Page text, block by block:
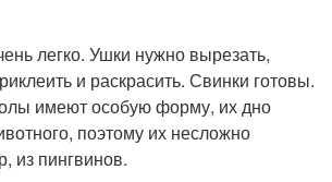
легко. Ушки нужно вырезать,
и раскрасить. Свинки готовы.
имеют особую форму, их дно
поэтому их несложно
из пингвинов.